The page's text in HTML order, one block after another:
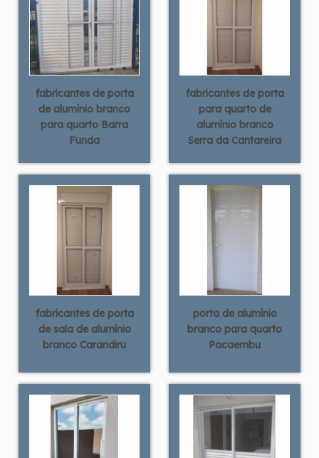
fabricantes de porta
de alumínio branco
para quarto Barra
Funda
fabricantes de porta
para quarto de
alumínio branco
Serra da Cantareira
fabricantes de porta
de sala de alumínio
branco Carandiru
porta de alumínio
branco para quarto
Pacaembu